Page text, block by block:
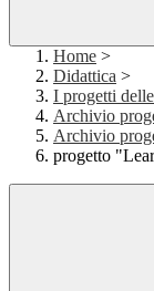
Home >
Didattica >
I progetti
Archivio
Archivio
progetto